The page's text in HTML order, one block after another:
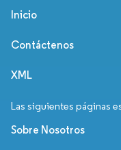
Inicio
Contáctenos
XML
Las siguientes páginas
Sobre Nosotros